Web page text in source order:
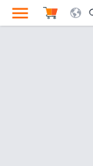
Search Opener